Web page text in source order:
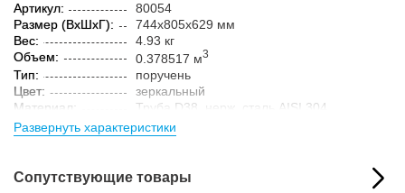
Артикул:
80054
Размер (ВxШxГ):
744x805x629 мм
Вес:
4.93 кг
Объем:
0.378517 м3
Тип:
поручень
Цвет:
зеркальный
Материал:
Труба D38, нерж. cталь AISI 304
Параметры упакованного товара:
Кол-во изделий в
1 шт.
Развернуть характеристики
Сопутствующие товары